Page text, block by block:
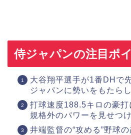
侍ジャパンの注目ポ
大谷翔平選手が1番DHで
ジャパンに勢いをもたらし
打球速度188.5キロの豪打
規格外のパワーを見せつけ
井端監督の“攻める”野球